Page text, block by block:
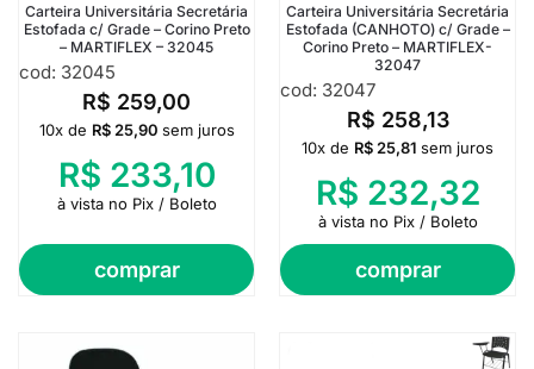
Carteira Universitária Secretária
Estofada c/ Grade – Corino Preto
– MARTIFLEX – 32045
cod: 32045
R$ 259,00
comprar
10x de R$25,90 sem juros
R$ 233,10
à vista no Pix / Boleto
Carteira Universitária Secretária
Estofada (CANHOTO) c/ Grade –
Corino Preto – MARTIFLEX-
32047
cod: 32047
R$ 258,13
comprar
10x de R$25,81 sem juros
R$ 232,32
à vista no Pix / Boleto